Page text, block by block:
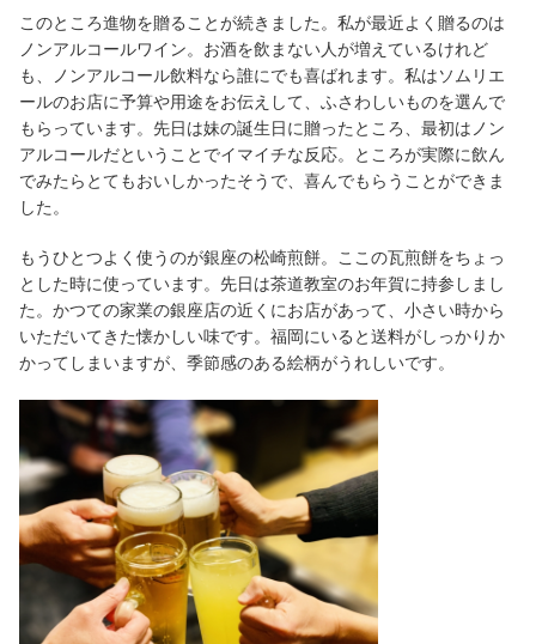
このところ進物を贈ることが続きました。私が最近よく贈るのは
ノンアルコールワイン。お酒を飲まない人が増えているけれど
も、ノンアルコール飲料なら誰にでも喜ばれます。私はソムリエ
ールのお店に予算や用途をお伝えして、ふさわしいものを選んで
もらっています。先日は妹の誕生日に贈ったところ、最初はノン
アルコールだということでイマイチな反応。ところが実際に飲ん
でみたらとてもおいしかったそうで、喜んでもらうことができま
した。
もうひとつよく使うのが銀座の松崎煎餅。ここの瓦煎餅をちょっ
とした時に使っています。先日は茶道教室のお年賀に持参しまし
た。かつての家業の銀座店の近くにお店があって、小さい時から
いただいてきた懐かしい味です。福岡にいると送料がしっかりか
かってしまいますが、季節感のある絵柄がうれしいです。